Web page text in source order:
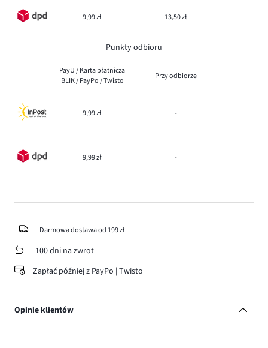
9,99 zł 13,50 zł
Punkty odbioru
PayU / Karta płatnicza
BLIK / PayPo / Twisto
Przy odbiorze
9,99 zł -
9,99 zł -
Darmowa dostawa od 199 zł
100 dni na zwrot
Zapłać później z PayPo | Twisto
Opinie klientów